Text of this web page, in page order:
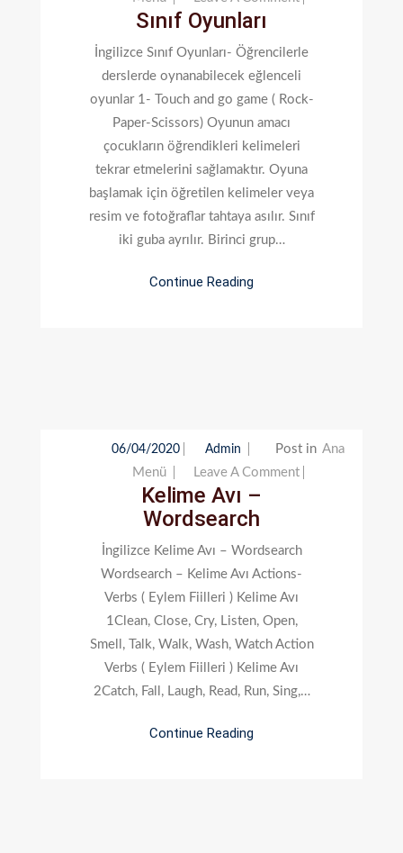
Sınıf Oyunları
İngilizce Sınıf Oyunları- Öğrencilerle
derslerde oynanabilecek eğlenceli
oyunlar 1- Touch and go game ( Rock-
Paper-Scissors) Oyunun amacı
çocukların öğrendikleri kelimeleri
tekrar etmelerini sağlamaktır. Oyuna
başlamak için öğretilen kelimeler veya
resim ve fotoğraflar tahtaya asılır. Sınıf
iki guba ayrılır. Birinci grup…
Continue Reading
06/04/2020 Admin Post in Ana
Menü
Leave A Comment
Kelime Avı –
Wordsearch
İngilizce Kelime Avı – Wordsearch
Wordsearch – Kelime Avı Actions-
Verbs ( Eylem Fiilleri ) Kelime Avı
1Clean, Close, Cry, Listen, Open,
Smell, Talk, Walk, Wash, Watch Action
Verbs ( Eylem Fiilleri ) Kelime Avı
2Catch, Fall, Laugh, Read, Run, Sing,…
Continue Reading